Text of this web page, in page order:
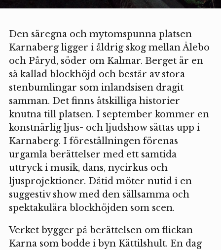
Den säregna och mytomspunna platsen
Karnaberg ligger i åldrig skog mellan Ålebo
och Påryd, söder om Kalmar. Berget är en
så kallad blockhöjd och består av stora
stenbumlingar som inlandsisen dragit
samman. Det finns åtskilliga historier
knutna till platsen. I september kommer en
konstnärlig ljus- och ljudshow sättas upp i
Karnaberg. I föreställningen förenas
urgamla berättelser med ett samtida
uttryck i musik, dans, nycirkus och
ljusprojektioner. Dåtid möter nutid i en
suggestiv show med den sällsamma och
spektakulära blockhöjden som scen.
Verket bygger på berättelsen om flickan
Karna som bodde i byn Kättilshult. En dag